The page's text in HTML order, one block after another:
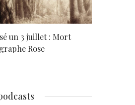
un 3 juillet : Mort
Rose